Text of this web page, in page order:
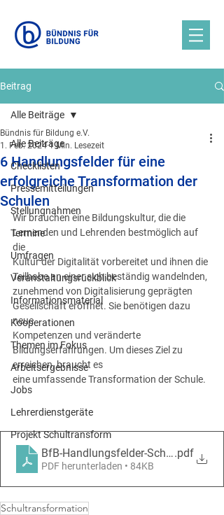
Beitrag
Alle Beiträge
Checklisten
Pressemitteilungen
Stellungnahmen
Termine
Umfragen
Veranstaltungsrückblick
Informationsmaterial
Kooperationen
Themen im Fokus
Arbeitsergebnisse
Jobs
Lehrerdienstgeräte
Projekt Schultransform
Alle Beiträge
6 Handlungsfelder für eine
erfolgreiche Transformation der
Schulen
Bündnis für Bildung e.V.
1. Feb. 2024 1 Min. Lesezeit
Wir brauchen eine Bildungskultur, die die
Lernenden und Lehrenden bestmöglich auf
die
Kultur der Digitalität vorbereitet und ihnen die
Teilhabe an einer sich beständig wandelnden,
zunehmend von Digitalisierung geprägten
Gesellschaft eröffnet. Sie benötigen dazu
neue
Kompetenzen und veränderte
Bildungserfahrungen. Um dieses Ziel zu
erreichen, braucht es
eine umfassende Transformation der Schule.
BfB-Handlungsfelder- .pdf
PDF herunterladen • 84KB
Schultransformation